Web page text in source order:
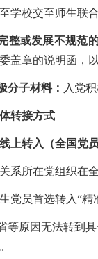
学校交至师生联合
整或发展不规范
盖章的说明函，
分子材料： 入党
转接方式
上转入（全国党
系所在党组织在
党员首选转入“精
等原因无法转到